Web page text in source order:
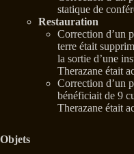
statique de
Restauration
Correction d’un
terre était
la sortie d’une
Therazane était
Correction d’un
bénéficiait de 9
Therazane était
Objets